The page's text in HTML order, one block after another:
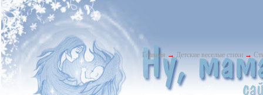
Главная → Детские веселые стихи →